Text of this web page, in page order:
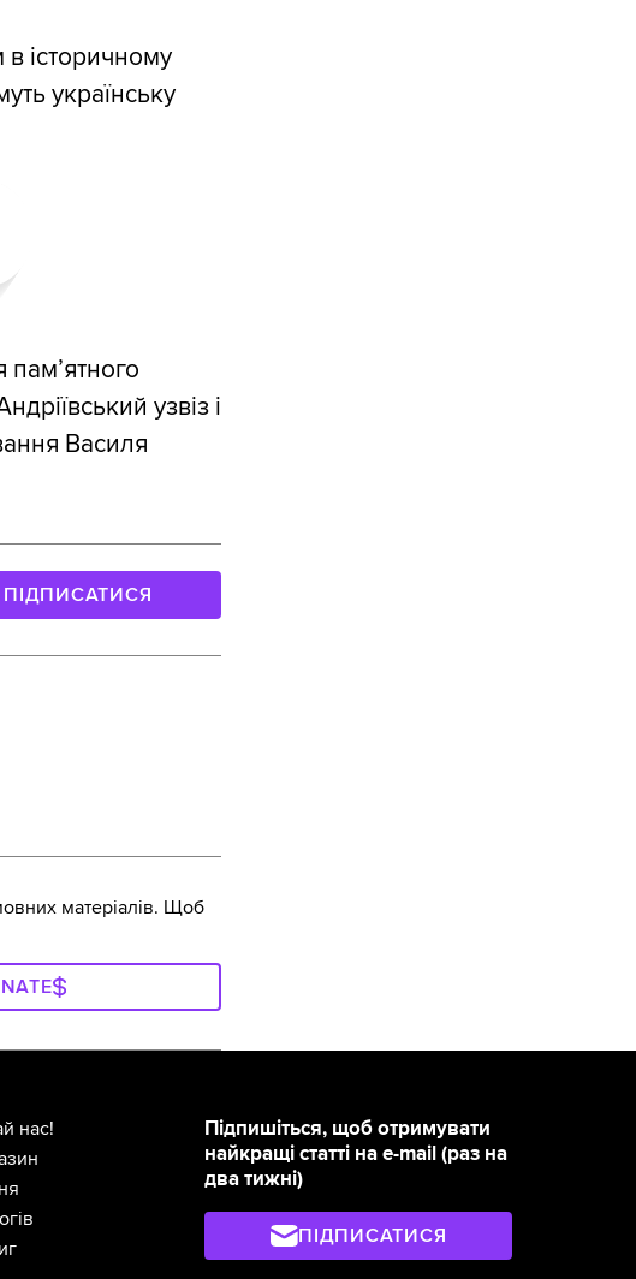
історичному
українську
пам’ятного
узвіз і
Василя
ПІДПИСАТИСЯ
матеріалів. Щоб
Підпишіться, щоб отримувати
найкращі статті на e-mail (раз на
два тижні)
ПІДПИСАТИСЯ
нас!